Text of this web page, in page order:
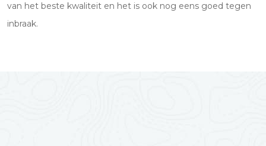
van het beste kwaliteit en het is ook nog eens goed tegen
inbraak.